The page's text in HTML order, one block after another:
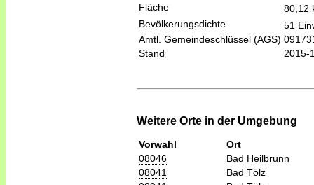
Fläche
80,12
Bevölkerungsdichte
51
Amtl. Gemeindeschlüssel (AGS)
Stand
2015-
Weitere Orte in der Umgebung
Vorwahl
Ort
08046
Bad Heilbrunn
08041
Bad Tölz